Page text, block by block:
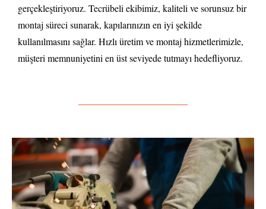
gerçekleştiriyoruz. Tecrübeli ekibimiz, kaliteli ve sorunsuz bir
montaj süreci sunarak, kapılarınızın en iyi şekilde
kullanılmasını sağlar. Hızlı üretim ve montaj hizmetlerimizle,
müşteri memnuniyetini en üst seviyede tutmayı hedefliyoruz.